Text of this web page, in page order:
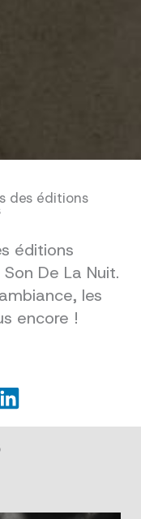
des éditions
éditions
De La Nuit.
les
encore !